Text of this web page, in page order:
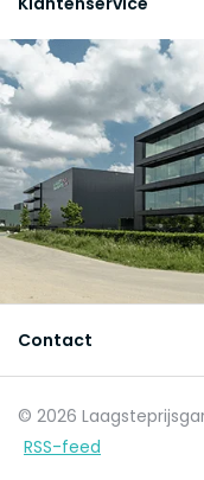
Contact
© 2026
RSS-feed